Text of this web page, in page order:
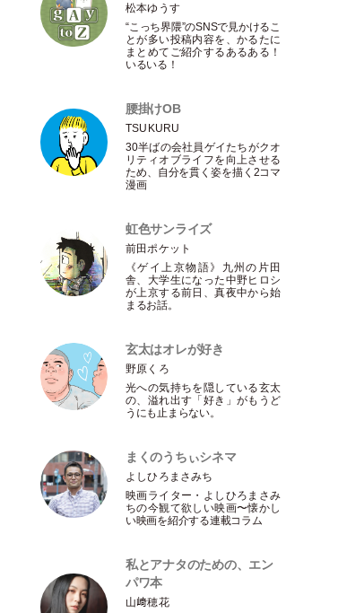
松本ゆうす
“こっち界隈”のSNSで見かけるこ
とが多い投稿内容を、かるたに
まとめてご紹介するあるある！
いるいる！
腰掛けOB
TSUKURU
30半ばの会社員ゲイたちがクオ
リティオブライフを向上させる
ため、自分を貫く姿を描く2コマ
漫画
虹色サンライズ
前田ポケット
《ゲイ上京物語》九州の片田
舎、大学生になった中野ヒロシ
が上京する前日、真夜中から始
まるお話。
玄太はオレが好き
野原くろ
光への気持ちを隠している玄太
の、溢れ出す 「好き 」がもうど
うにも止まらない。
まくのうちぃシネマ
よしひろまさみち
映画ライター ・ よしひろまさみ
ちの今観て欲しい映画〜懐かし
い映画を紹介する連載コラム
私とアナタのための、エン
パワ本
山﨑穂花